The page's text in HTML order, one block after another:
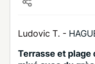
Ludovic T. -
Terrasse et plage